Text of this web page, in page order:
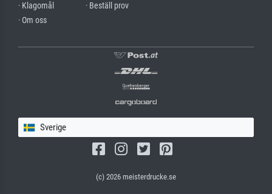
· Klagomål
· Om oss
· Beställ prov
Sverige
(c) 2026 meisterdrucke.se